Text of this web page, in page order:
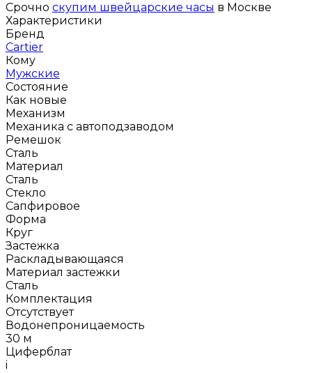
Срочно скупим швейцарские часы в Москве
Характеристики
Бренд
Cartier
Кому
Мужские
Состояние
Как новые
Механизм
Механика с автоподзаводом
Ремешок
Сталь
Материал
Сталь
Стекло
Сапфировое
Форма
Круг
Застежка
Раскладывающаяся
Материал застежки
Сталь
Комплектация
Отсутствует
Водонепроницаемость
30 м
Циферблат
i